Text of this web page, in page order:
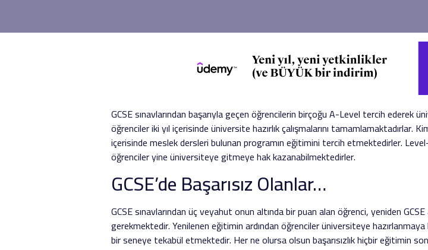
GCSE sınavlarından başarıyla geçen öğrencilerin birçoğu A-Level tercih ederek
öğrenciler iki yıl içerisinde üniversite hazırlık çalışmalarını
içerisinde meslek dersleri bulunan programın eğitimini tercih etmektedirler.
öğrenciler yine üniversiteye gitmeye hak kazanabilmektedirler.
GCSE’de Başarısız Olanlar…
GCSE sınavlarından üç veyahut onun altında bir puan alan öğrenci, yeniden
gerekmektedir. Yenilenen eğitimin ardından öğrenciler üniversiteye
bir seneye tekabül etmektedir. Her ne olursa olsun başarısızlık hiçbir eğitimin